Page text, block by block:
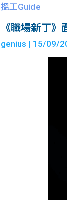
搵工Guide
《職場新丁》
genius | 15/09/